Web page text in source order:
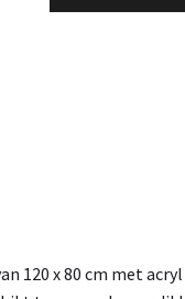
120 x 80 cm met